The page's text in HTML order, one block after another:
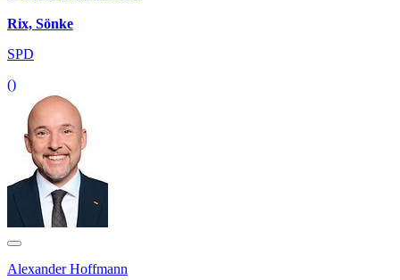
Rix, Sönke
SPD
()
Alexander Hoffmann